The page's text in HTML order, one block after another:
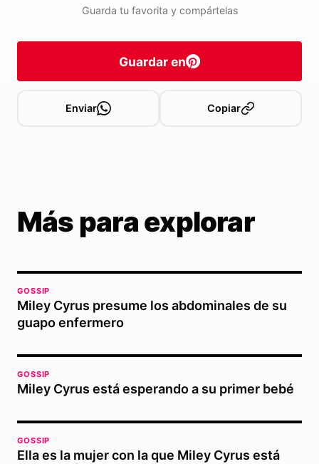
Guarda tu favorita y compártelas
Guardar en
Enviar Copiar
Más para explorar
GOSSIP
Miley Cyrus presume los abdominales de su
guapo enfermero
GOSSIP
Miley Cyrus está esperando a su primer bebé
GOSSIP
Ella es la mujer con la que Miley Cyrus está